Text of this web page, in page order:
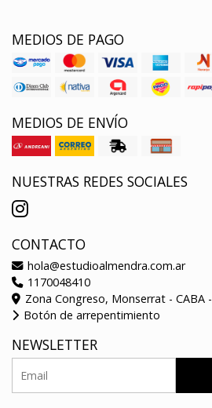
MEDIOS DE PAGO
MEDIOS DE ENVÍO
NUESTRAS REDES SOCIALES
CONTACTO
hola@estudioalmendra.com.ar
1170048410
Zona Congreso, Monserrat - CABA -
Botón de arrepentimiento
NEWSLETTER